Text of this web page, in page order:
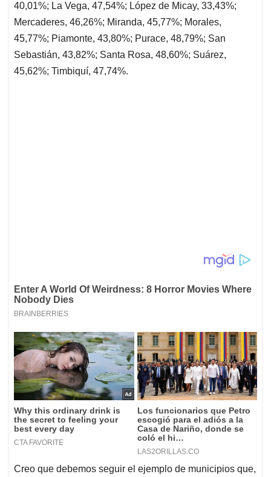
40,01%; La Vega, 47,54%; López de Micay, 33,43%;
Mercaderes, 46,26%; Miranda, 45,77%; Morales,
45,77%; Piamonte, 43,80%; Purace, 48,79%; San
Sebastián, 43,82%; Santa Rosa, 48,60%; Suárez,
45,62%; Timbiquí, 47,74%.
Creo que debemos seguir el ejemplo de municipios que,